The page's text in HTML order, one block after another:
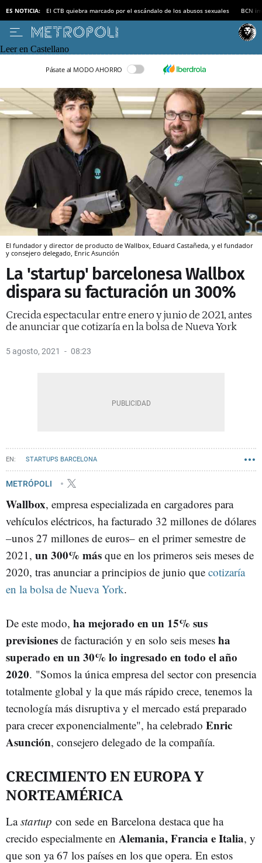
ES NOTICIA: El CTB quiebra marcado por el escándalo de los abusos sexuales BCN
Leer en Castellano
Pásate al MODO AHORRO
El fundador y director de producto de Wallbox, Eduard Castañeda, y el fundador
y consejero delegado, Enric Asunción
La 'startup' barcelonesa Wallbox
dispara su facturación un 300%
Crecida espectacular entre enero y junio de 2021, antes
de anunciar que cotizaría en la bolsa de Nueva York
5 agosto, 2021 08:23
STARTUPS BARCELONA
METRÓPOLI
Wallbox, empresa especializada en cargadores para
vehículos eléctricos, ha facturado 32 millones de dólares
–unos 27 millones de euros– en el primer semestre de
2021, un 300% más que en los primeros seis meses de
2020, tras anunciar a principios de junio que cotizaría
en la bolsa de Nueva York.
De este modo, ha mejorado en un 15% sus
previsiones de facturación y en solo seis meses ha
superado en un 30% lo ingresado en todo el año
2020. "Somos la única empresa del sector con presencia
totalmente global y la que más rápido crece, tenemos la
tecnología más disruptiva y el mercado está preparado
para crecer exponencialmente", ha celebrado Enric
Asunción, consejero delegado de la compañía.
CRECIMIENTO EN EUROPA Y
NORTEAMÉRICA
Lastartup con sede en Barcelona destaca que ha
crecido especialmente en Alemania, Francia e Italia, y
que son ya 67 los países en los que opera. En estos